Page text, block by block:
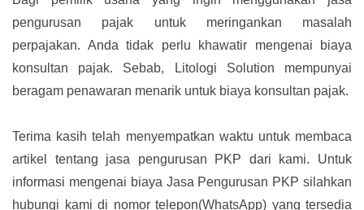
pengurusan pajak untuk meringankan masalah
perpajakan. Anda tidak perlu khawatir mengenai biaya
konsultan pajak. Sebab, Litologi Solution mempunyai
beragam penawaran menarik untuk biaya konsultan pajak.
Terima kasih telah menyempatkan waktu untuk membaca
artikel tentang jasa pengurusan PKP dari kami. Untuk
informasi mengenai biaya Jasa Pengurusan PKP silahkan
hubungi kami di nomor telepon(WhatsApp) yang tersedia